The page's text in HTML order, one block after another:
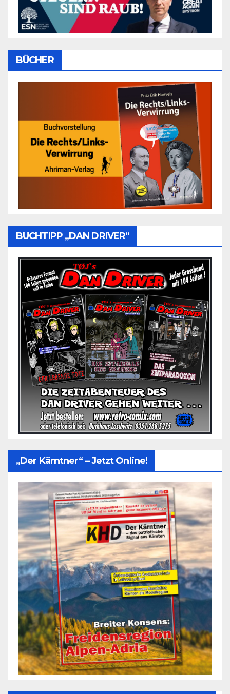
BÜCHER
BUCHTIPP „DAN DRIVER“
„Der Kärntner“ – Jetzt Online!